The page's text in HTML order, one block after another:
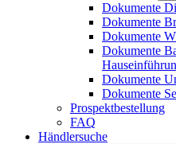
Dokumente
Dokumente
Dokumente
Dokumente
Dokumente
Dokumente
Prospektbestellung
FAQ
Händlersuche